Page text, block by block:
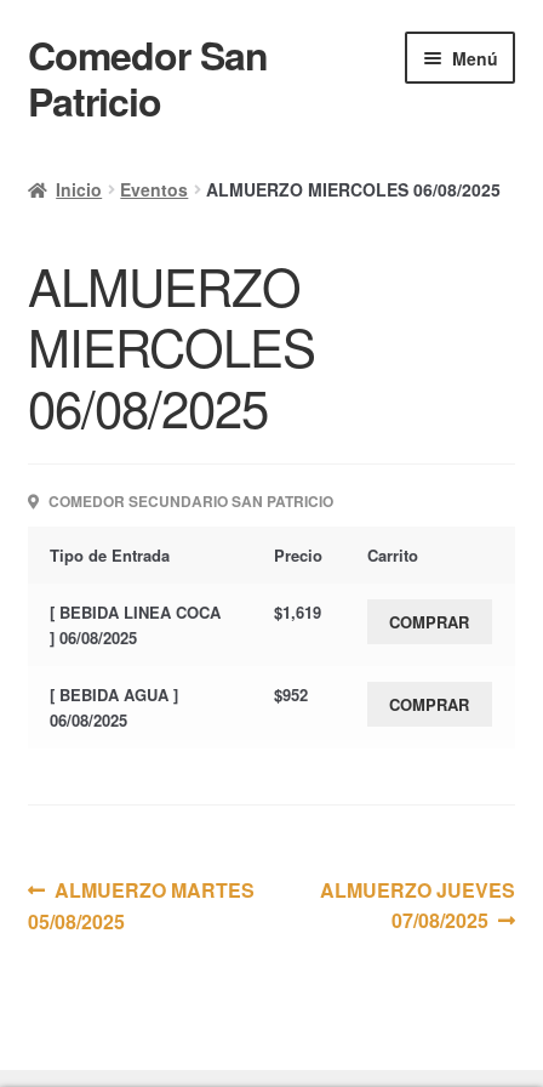
Ir
a
la
Ir
al
contenido
Comedor San
Patricio
Menú
Calendario
Mi cuenta
Ayuda Rapida
Finalizar compra
Inicio Eventos ALMUERZO MIERCOLES 06/08/2025
ALMUERZO
MIERCOLES
06/08/2025
COMEDOR SECUNDARIO SAN PATRICIO
Tipo de Entrada Precio Carrito
[ BEBIDA LINEA COCA
] 06/08/2025
$1,619 COMPRAR
[ BEBIDA AGUA ]
06/08/2025
$952 COMPRAR
Navegación
de
Anterior:
ALMUERZO MARTES
05/08/2025
Siguiente:
ALMUERZO JUEVES
07/08/2025